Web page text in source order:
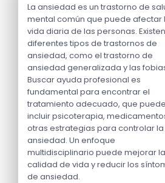
La ansiedad es un trastorno de
mental común que puede afectar
vida diaria de las personas. Existen
diferentes tipos de trastornos de
ansiedad, como el trastorno de
ansiedad generalizada y las
Buscar ayuda profesional es
fundamental para encontrar el
tratamiento adecuado, que puede
incluir psicoterapia,
otras estrategias para controlar la
ansiedad. Un enfoque
multidisciplinario puede mejorar la
calidad de vida y reducir los
de ansiedad.